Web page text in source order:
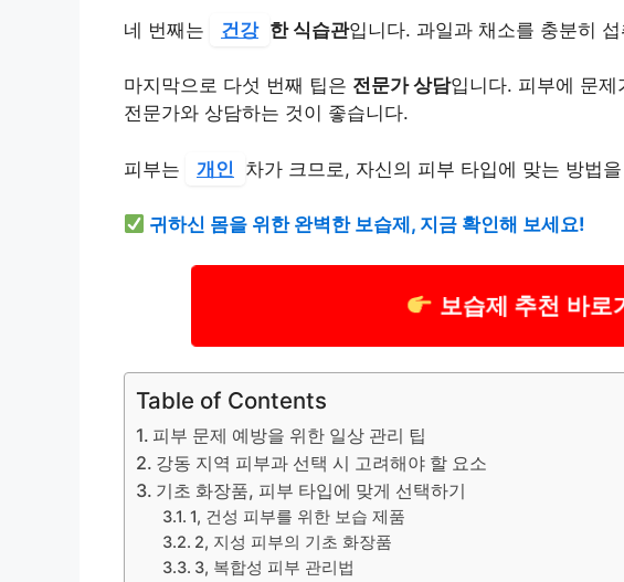
네 번째는 건강 한 식습관입니다. 과일과 채소를 충분히
마지막으로 다섯 번째 팁은 전문가 상담입니다. 피부에 문
전문가와 상담하는 것이 좋습니다.
피부는 개인 차가 크므로, 자신의 피부 타입에 맞는 방법
귀하신 몸을 위한 완벽한 보습제, 지금 확인해 보세요!
보습제 추천 바로
Table of Contents
피부 문제 예방을 위한 일상 관리 팁
강동 지역 피부과 선택 시 고려해야 할 요소
기초 화장품, 피부 타입에 맞게 선택하기
1, 건성 피부를 위한 보습 제품
2, 지성 피부의 기초 화장품
3, 복합성 피부 관리법